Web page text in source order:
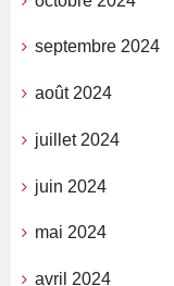
septembre 2024
août 2024
juillet 2024
juin 2024
mai 2024
avril 2024